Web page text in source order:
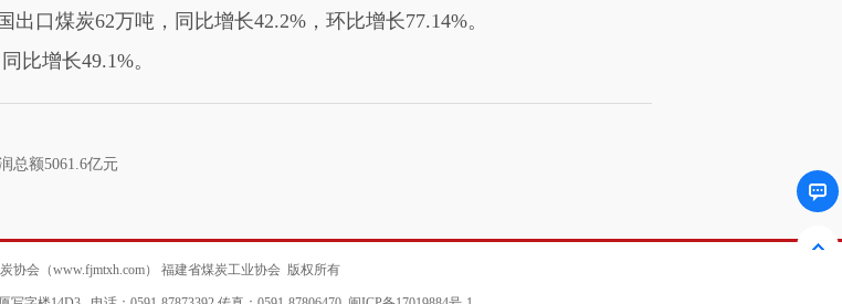
口煤炭62万吨，同比增长42.2%，环比增长77.14%。
增长49.1%。
总额5061.6亿元
协会（www.fjmtxh.com） 福建省煤炭工业协会 版权所有